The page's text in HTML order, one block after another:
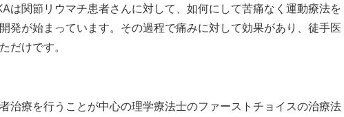
は関節リウマチ患者さんに対して、如何にして苦痛なく運動療法を
発が始まっています。その過程で痛みに対して効果があり、徒手医
だけです。
治療を行うことが中心の理学療法士のファーストチョイスの治療法